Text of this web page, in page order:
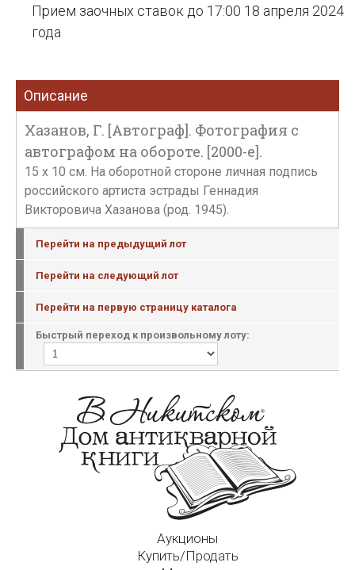
Прием заочных ставок до 17:00 18 апреля 2024
года
Описание
Хазанов, Г. [Автограф]. Фотография с
автографом на обороте. [2000-е].
15 х 10 см. На оборотной стороне личная подпись
российского артиста эстрады Геннадия
Викторовича Хазанова (род. 1945).
Перейти на предыдущий лот
Перейти на следующий лот
Перейти на первую страницу каталога
Быстрый переход к произвольному лоту:
Аукционы
Купить/Продать